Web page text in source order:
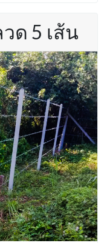
ด 5 เส้น